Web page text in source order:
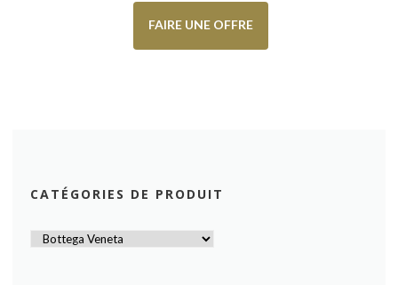
FAIRE UNE OFFRE
CATÉGORIES DE PRODUIT